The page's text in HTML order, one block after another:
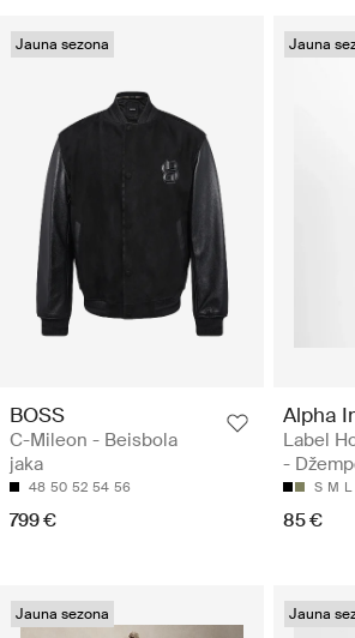
Jauna sezona
BOSS
C-Mileon - Beisbola
jaka
48 50 52 54 56
799 €
Jauna
Alpha
Label
-
S M L
85 €
Jauna sezona Jauna